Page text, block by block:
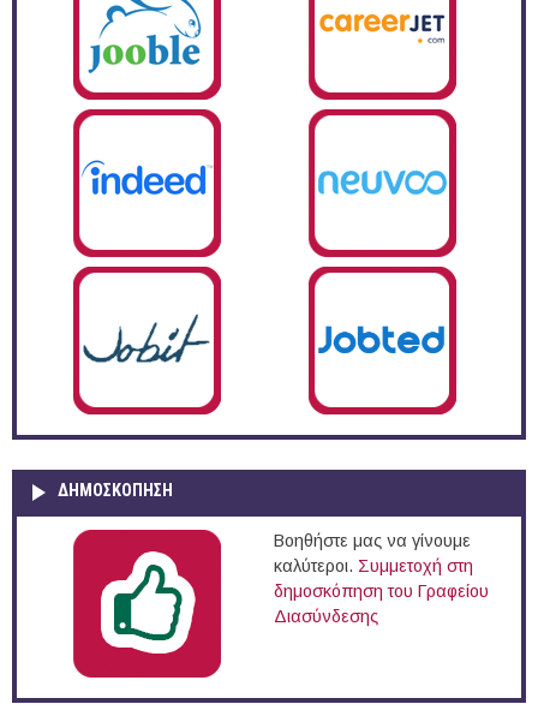
ΔΗΜΟΣΚΌΠΗΣΗ
Βοηθήστε μας να γίνουμε
καλύτεροι. Συμμετοχή στη
δημοσκόπηση του Γραφείου
Διασύνδεσης